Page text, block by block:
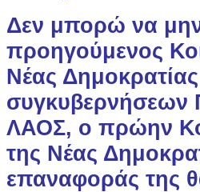
Δεν μπορώ να
προηγούμενος
Νέας
συγκυβερνήσεων
ΛΑΟΣ, ο πρώην
της Νέας
επαναφοράς της